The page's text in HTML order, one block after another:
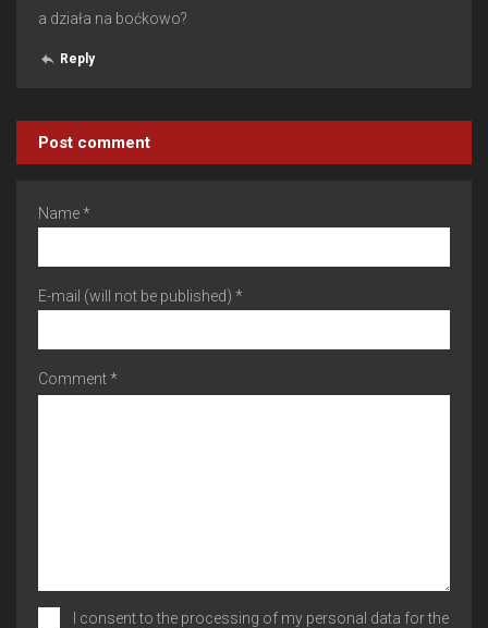
a działa na boćkowo?
Reply
Post comment
Name *
E-mail (will not be published) *
Comment *
I consent to the processing of my personal data for the